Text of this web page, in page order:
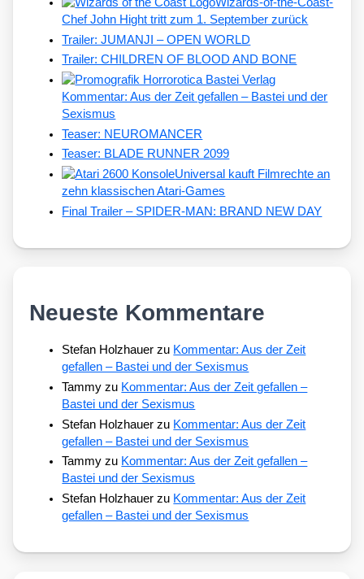
Chef John Hight tritt zum 1. September zurück
Trailer: JUMANJI – OPEN WORLD
Trailer: CHILDREN OF BLOOD AND BONE
Kommentar: Aus der Zeit gefallen – Bastei und der
Sexismus
Teaser: NEUROMANCER
Teaser: BLADE RUNNER 2099
Universal kauft Filmrechte an
zehn klassischen Atari-Games
Final Trailer – SPIDER-MAN: BRAND NEW DAY
Neueste Kommentare
Stefan Holzhauer zu Kommentar: Aus der Zeit
gefallen – Bastei und der Sexismus
Tammy zu Kommentar: Aus der Zeit gefallen –
Bastei und der Sexismus
Stefan Holzhauer zu Kommentar: Aus der Zeit
gefallen – Bastei und der Sexismus
Tammy zu Kommentar: Aus der Zeit gefallen –
Bastei und der Sexismus
Stefan Holzhauer zu Kommentar: Aus der Zeit
gefallen – Bastei und der Sexismus